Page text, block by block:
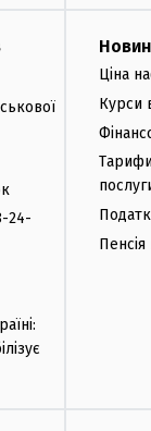
24-
Ціна
Курси
Пенсія